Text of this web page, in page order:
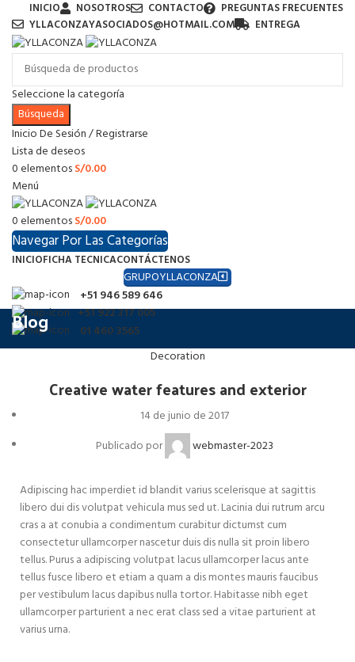
INICIO NOSOTROS CONTACTO
PREGUNTAS FRECUENTES
YLLACONZAYASOCIADOS@HOTMAIL.COM
ENTREGA
Seleccione la categoría
Búsqueda
Inicio De Sesión / Registrarse
Lista de deseos
0elementosS/0.00
Menú
0elementosS/0.00
Navegar Por Las Categorías
INICIOFICHA TECNICACONTÁCTENOS
GRUPOYLLACONZA
+51 946 589 646
+51 922 317 005
01 460 3565
Blog
Decoration
Creative water features and exterior
14 de junio de 2017
Publicado por
webmaster-2023
Adipiscing hac imperdiet id blandit varius scelerisque at sagittis
libero dui dis volutpat vehicula mus sed ut. Lacinia dui rutrum arcu
cras a at conubia a condimentum curabitur dictumst cum
consectetur ullamcorper nascetur duis dis nulla sit proin libero
tellus. Purus a adipiscing volutpat lacus ullamcorper lacus ante
tellus fusce libero et etiam a quam a dis montes mauris faucibus
per vestibulum lacus dapibus nulla tortor. Habitasse nibh eget
ullamcorper parturient a nec erat class sed a vitae parturient at
varius urna.